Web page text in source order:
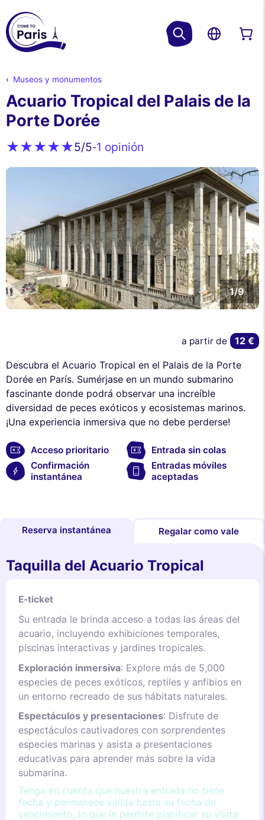
Museos y monumentos
Acuario Tropical del Palais de la
Porte Dorée
5/5-1 opinión
1/9
Descubra el Acuario Tropical en el Palais de la Porte
Dorée en París. Sumérjase en un mundo submarino
fascinante donde podrá observar una increíble
diversidad de peces exóticos y ecosistemas marinos.
¡Una experiencia inmersiva que no debe perderse!
Acceso prioritario
Entrada sin colas
Confirmación
instantánea
Entradas móviles
aceptadas
a partir de 12 €
Reserva instantánea Regalar como vale
Taquilla del Acuario Tropical
E-ticket
Su entrada le brinda acceso a todas las áreas del
acuario, incluyendo exhibiciones temporales,
piscinas interactivas y jardines tropicales.
Exploración inmersiva: Explore más de 5,000
especies de peces exóticos, reptiles y anfibios en
un entorno recreado de sus hábitats naturales.
Espectáculos y presentaciones: Disfrute de
espectáculos cautivadores con sorprendentes
especies marinas y asista a presentaciones
educativas para aprender más sobre la vida
submarina.
Tenga en cuenta que nuestra entrada no tiene
fecha y permanece válida hasta su fecha de
vencimiento, lo que le permite planificar su visita